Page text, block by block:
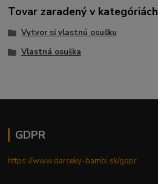
Tovar zaradený v kategóriách
Vytvor si vlastnú osušku
Vlastná osuška
GDPR
https://www.darceky-bambi.sk/gdpr